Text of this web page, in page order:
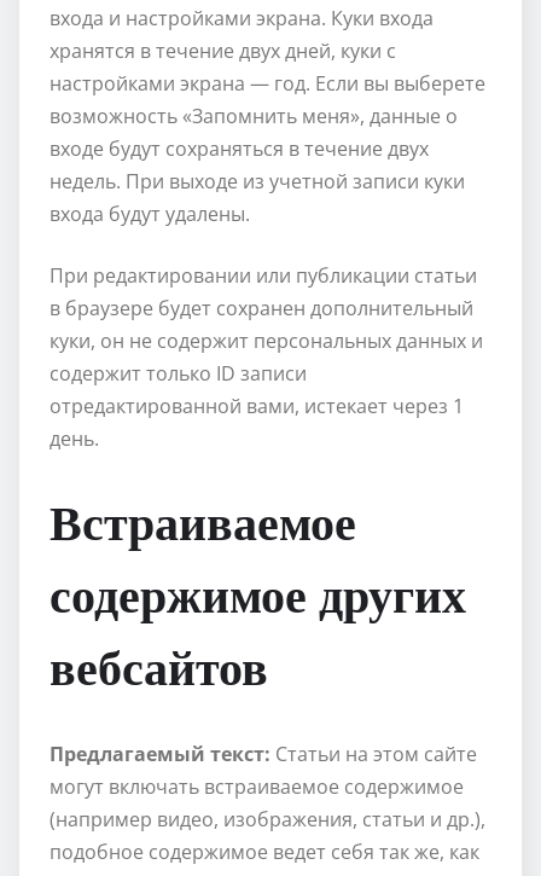
входа и настройками экрана. Куки входа
хранятся в течение двух дней, куки с
настройками экрана — год. Если вы выберете
возможность «Запомнить меня», данные о
входе будут сохраняться в течение двух
недель. При выходе из учетной записи куки
входа будут удалены.
При редактировании или публикации статьи
в браузере будет сохранен дополнительный
куки, он не содержит персональных данных и
содержит только ID записи
отредактированной вами, истекает через 1
день.
Встраиваемое
содержимое других
вебсайтов
Предлагаемый текст: Статьи на этом сайте
могут включать встраиваемое содержимое
(например видео, изображения, статьи и др.),
подобное содержимое ведет себя так же, как